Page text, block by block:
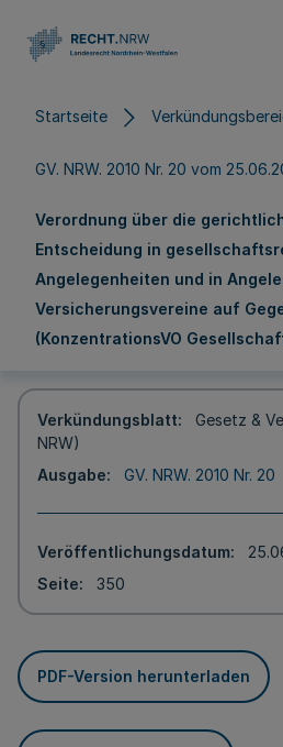
Startseite
GV. NRW. 2010 Nr. 20 vom
Verordnung über die
Entscheidung in
Angelegenheiten und in
Versicherungsvereine auf
(KonzentrationsVO
Verkündungsblatt
Gesetz &
NRW)
Ausgabe
GV. NRW. 2010 Nr. 20
Veröffentlichungsdatum
Seite
350
PDF-Version herunterladen